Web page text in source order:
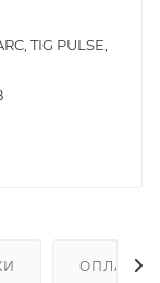
TIG PULSE,
ОПЛАТА